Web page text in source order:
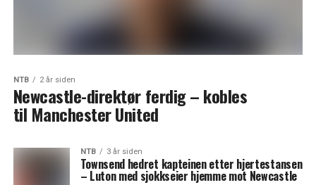
NTB 2 år siden
Newcastle-direktør ferdig – kobles
til Manchester United
NTB 3 år siden
Townsend hedret kapteinen etter hjertestansen
– Luton med sjokkseier hjemme mot Newcastle